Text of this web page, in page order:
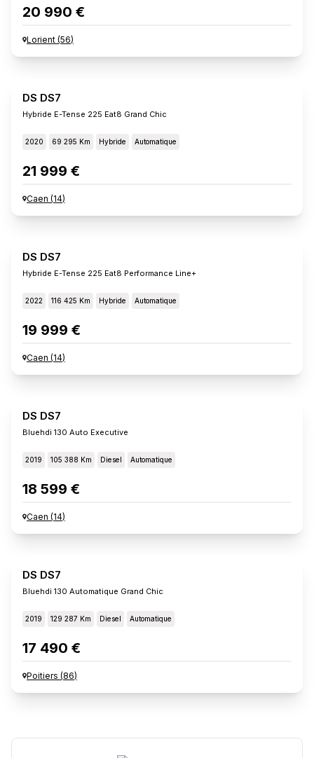
20 990 €
Lorient (56)
DS DS7
Hybride E-Tense 225 Eat8 Grand Chic
2020 69 295 Km Hybride Automatique
21 999 €
Caen (14)
DS DS7
Hybride E-Tense 225 Eat8 Performance Line+
2022 116 425 Km Hybride Automatique
19 999 €
Caen (14)
DS DS7
Bluehdi 130 Auto Executive
2019 105 388 Km Diesel Automatique
18 599 €
Caen (14)
DS DS7
Bluehdi 130 Automatique Grand Chic
2019 129 287 Km Diesel Automatique
17 490 €
Poitiers (86)